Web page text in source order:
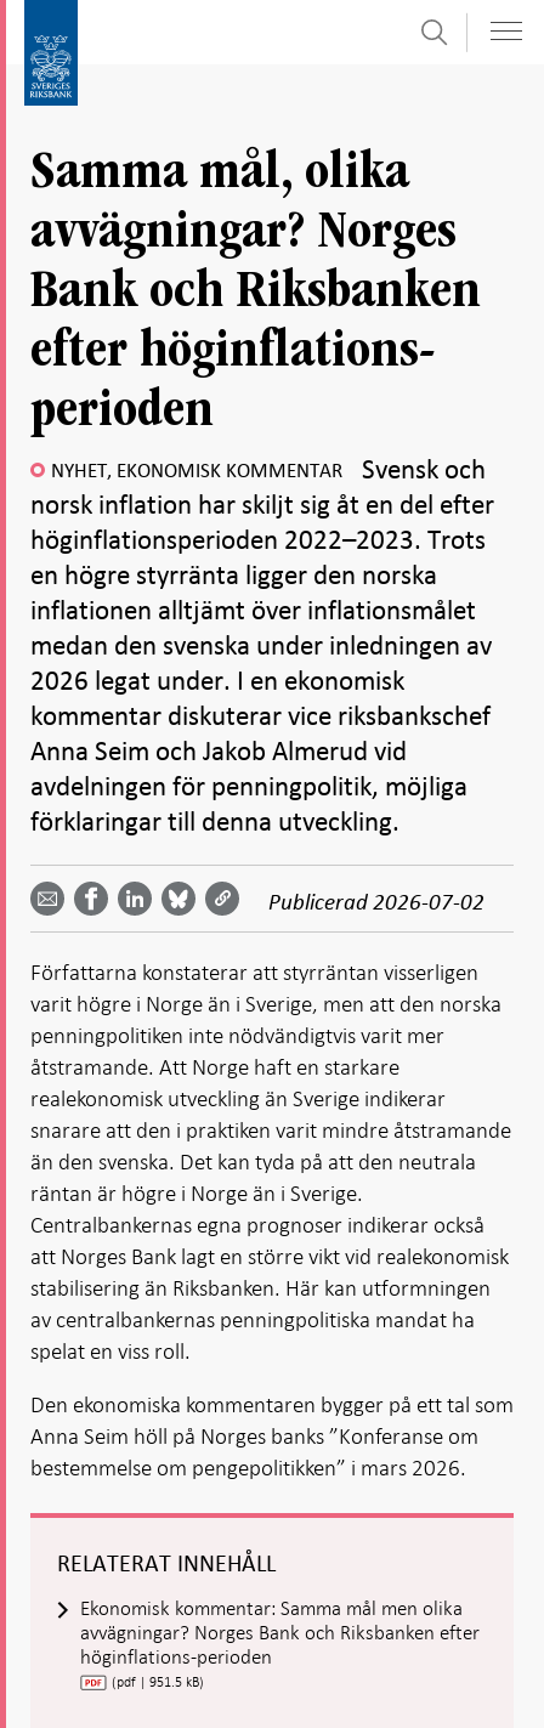
direkt
undersidor
Sök
Samma mål, olika
avvägningar? Norges
Bank och Riksbanken
efter höginflations-
perioden
NYHET, EKONOMISK KOMMENTAR
Svensk och
norsk inflation har skiljt sig åt en del efter
höginflationsperioden 2022–2023. Trots
en högre styrränta ligger den norska
inflationen alltjämt över inflationsmålet
medan den svenska under inledningen av
2026 legat under. I en ekonomisk
kommentar diskuterar vice riksbankschef
Anna Seim och Jakob Almerud vid
avdelningen för penningpolitik, möjliga
förklaringar till denna utveckling.
Dela
email -
Öppnas
i ny flik
Dela på
Facebook
- Öppnas
Dela på
LinkedIn
-
Öppnas
i ny flik
på
Bluesky
-
i ny flik
på
Twitter
-
i ny flik
Publicerad 2026-07-02
Författarna konstaterar att styrräntan visserligen
varit högre i Norge än i Sverige, men att den norska
penningpolitiken inte nödvändigtvis varit mer
åtstramande. Att Norge haft en starkare
realekonomisk utveckling än Sverige indikerar
snarare att den i praktiken varit mindre åtstramande
än den svenska. Det kan tyda på att den neutrala
räntan är högre i Norge än i Sverige.
Centralbankernas egna prognoser indikerar också
att Norges Bank lagt en större vikt vid realekonomisk
stabilisering än Riksbanken. Här kan utformningen
av centralbankernas penningpolitiska mandat ha
spelat en viss roll.
Den ekonomiska kommentaren bygger på ett tal som
Anna Seim höll på Norges banks ”Konferanse om
bestemmelse om pengepolitikken” i mars 2026.
RELATERAT INNEHÅLL
Ekonomisk kommentar: Samma mål men olika
avvägningar? Norges Bank och Riksbanken efter
höginflations-perioden
(pdf | 951.5 kB)